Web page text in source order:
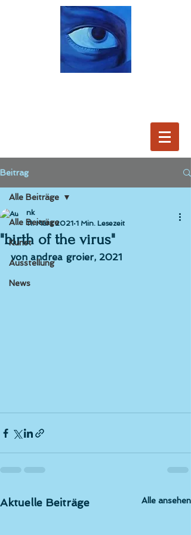
Beitrag
Alle Beiträge
Kunst
Ausstellung
News
Alle Beiträge
"birth of the virus"
nk
11. März 2021 1 Min. Lesezeit
von andrea groier, 2021
Aktuelle Beiträge Alle ansehen